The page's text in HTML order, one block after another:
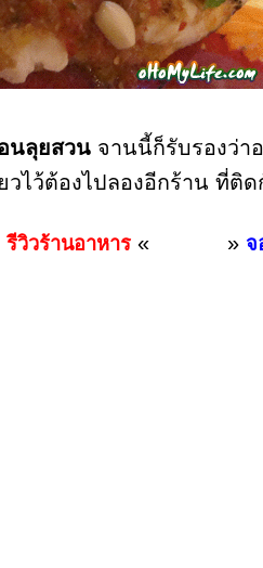
นลุยสวน จานนี้ก็รับรองว่า
วไว้ต้องไปลองอีกร้าน ที่ติด
รีวิวร้านอาหาร« » จ